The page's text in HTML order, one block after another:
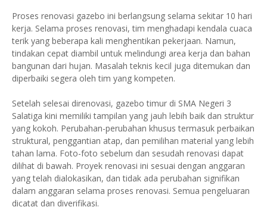
Proses renovasi gazebo ini berlangsung selama sekitar 10 hari
kerja. Selama proses renovasi, tim menghadapi kendala cuaca
terik yang beberapa kali menghentikan pekerjaan. Namun,
tindakan cepat diambil untuk melindungi area kerja dan bahan
bangunan dari hujan. Masalah teknis kecil juga ditemukan dan
diperbaiki segera oleh tim yang kompeten.
Setelah selesai direnovasi, gazebo timur di SMA Negeri 3
Salatiga kini memiliki tampilan yang jauh lebih baik dan struktur
yang kokoh. Perubahan-perubahan khusus termasuk perbaikan
struktural, penggantian atap, dan pemilihan material yang lebih
tahan lama. Foto-foto sebelum dan sesudah renovasi dapat
dilihat di bawah. Proyek renovasi ini sesuai dengan anggaran
yang telah dialokasikan, dan tidak ada perubahan signifikan
dalam anggaran selama proses renovasi. Semua pengeluaran
dicatat dan diverifikasi.